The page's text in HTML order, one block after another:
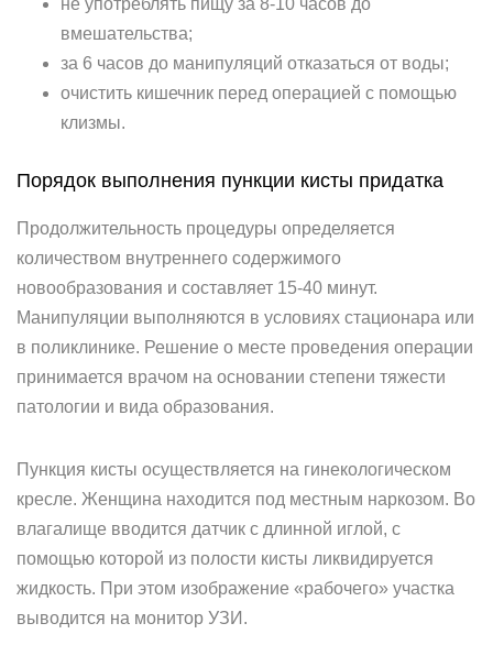
не употреблять пищу за 8-10 часов до
вмешательства;
за 6 часов до манипуляций отказаться от воды;
очистить кишечник перед операцией с помощью
клизмы.
Порядок выполнения пункции кисты придатка
Продолжительность процедуры определяется
количеством внутреннего содержимого
новообразования и составляет 15-40 минут.
Манипуляции выполняются в условиях стационара или
в поликлинике. Решение о месте проведения операции
принимается врачом на основании степени тяжести
патологии и вида образования.
Пункция кисты осуществляется на гинекологическом
кресле. Женщина находится под местным наркозом. Во
влагалище вводится датчик с длинной иглой, с
помощью которой из полости кисты ликвидируется
жидкость. При этом изображение «рабочего» участка
выводится на монитор УЗИ.